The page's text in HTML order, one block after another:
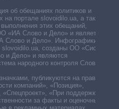
об обещаниях политиков и
портале slovoidilo.ua, а также
этих обещаний,
«ИА Слово и Дело» и является
Слово и Дело». Инфографики,
созданы ОО «Система
и Дело» и являются
народного контроля Слово и
публикуются на правах
компаний», «Позиция»,
«При поддержке».
за факты и оценочные